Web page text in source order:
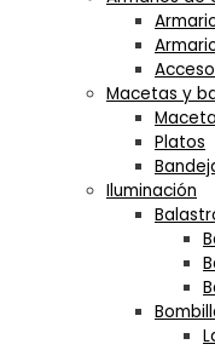
Macetas y
Platos
Iluminación